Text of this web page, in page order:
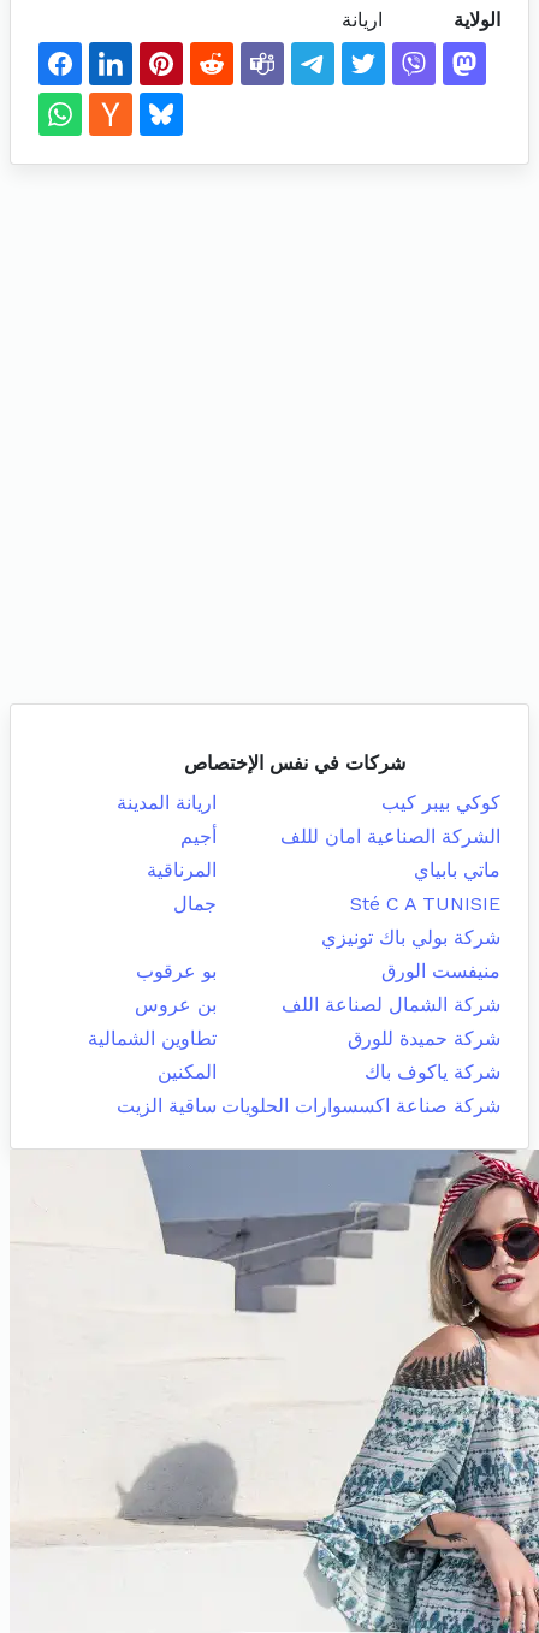
الولاية اريانة
شركات في نفس الإختصاص
كوكي بيبر كيب
اريانة المدينة
الشركة الصناعية امان لللف
أجيم
ماتي بابياي
المرناقية
Sté C A TUNISIE
جمال
شركة بولي باك تونيزي
منيفست الورق
بو عرقوب
شركة الشمال لصناعة اللف
بن عروس
شركة حميدة للورق
تطاوين الشمالية
شركة ياكوف باك
المكنين
شركة صناعة اكسسوارات الحلويات ساقية الزيت